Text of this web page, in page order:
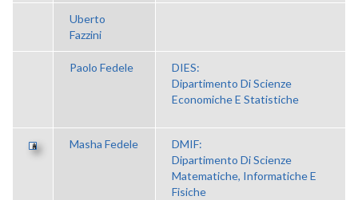
Uberto
Fazzini
Paolo Fedele
DIES:
Dipartimento Di Scienze
Economiche E Statistiche
Masha Fedele
DMIF:
Dipartimento Di Scienze
Matematiche, Informatiche E
Fisiche